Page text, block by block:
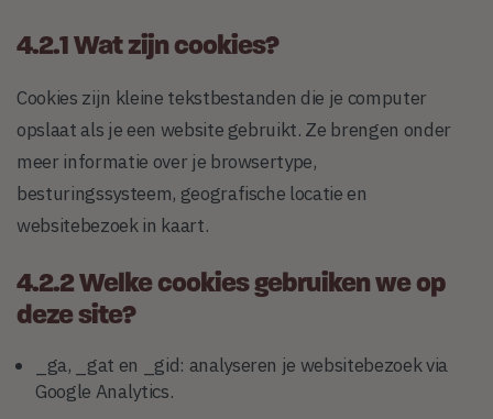
4.2.1 Wat zijn cookies?
Cookies zijn kleine tekstbestanden die je computer
opslaat als je een website gebruikt. Ze brengen onder
meer informatie over je browsertype,
besturingssysteem, geografische locatie en
websitebezoek in kaart.
4.2.2 Welke cookies gebruiken we op
deze site?
_ga, _gat en _gid: analyseren je websitebezoek via
Google Analytics.